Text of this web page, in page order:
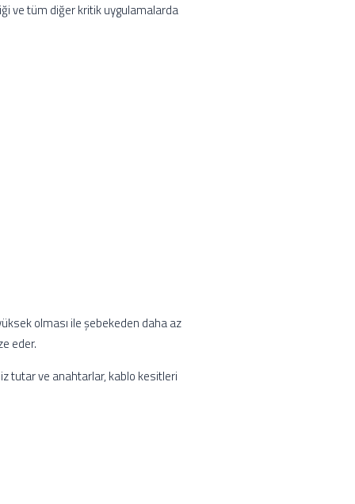
ve tüm diğer kritik uygulamalarda
olması ile şebekeden daha az
eder.
tutar ve anahtarlar, kablo kesitleri